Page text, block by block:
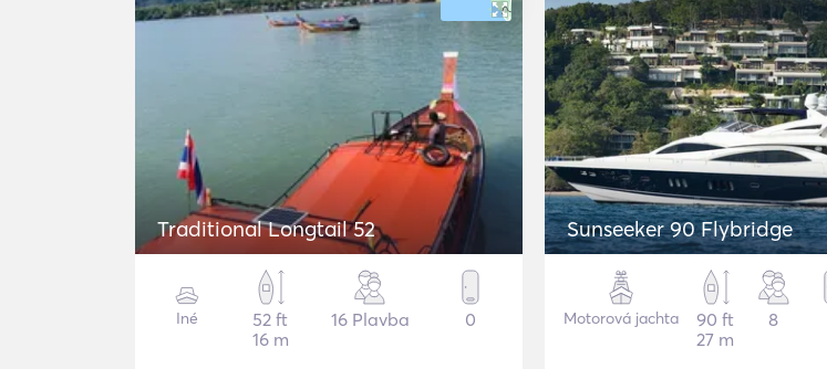
Traditional Longtail 52
Iné
52 ft
16 m
16 Plavba 0
Sunseeker 90 Flybridge
Motorová jachta
90 ft
27 m
8